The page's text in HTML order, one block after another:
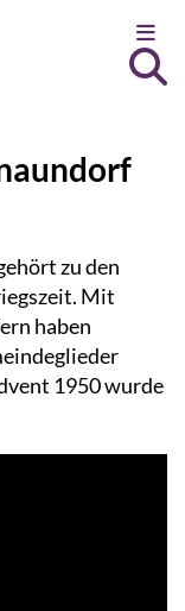
zu den
Mit
haben
1950 wurde